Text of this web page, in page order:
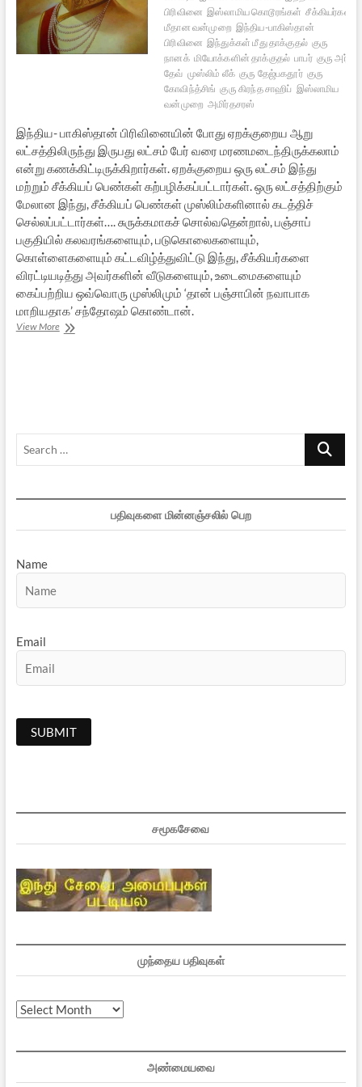
பிரிவினை இஸ்லாமிய கொடூரங்கள் சீக்கியர்கள்
மீதான வன்முறை இந்திய-பாகிஸ்தான்
பிரிவினை இந்துக்கள் மீது தாக்குதல் குரு
நானக் மியோக்களின் தாக்குதல் பாபர் குரு
தேவ் முஸ்லிம் லீக் குரு தேஜ்பகதூர் குரு
கோவிந்த்சிங் குரு கிரந்த சாஹிப் இஸ்லாமிய
வன்முறை அமிர்தசரஸ்
இந்திய- பாகிஸ்தான் பிரிவினையின் போது ஏறக்குறைய ஆறு
லட்சத்திலிருந்து இருபது லட்சம் பேர் வரை மரணமடைந்திருக்கலாம்
என்று கணக்கிட்டிருக்கிறார்கள். ஏறக்குறைய ஒரு லட்சம் இந்து
மற்றும் சீக்கியப் பெண்கள் கற்பழிக்கப்பட்டார்கள். ஒரு லட்சத்திற்கும்
மேலான இந்து, சீக்கியப் பெண்கள் முஸ்லிம்களினால் கடத்திச்
செல்லப்பட்டார்கள்…. சுருக்கமாகச் சொல்வதென்றால், பஞ்சாப்
பகுதியில் கலவரங்களையும், படுகொலைகளையும்,
கொள்ளைகளையும் கட்டவிழ்த்துவிட்டு இந்து, சீக்கியர்களை
விரட்டியடித்து அவர்களின் வீடுகளையும், உடைமைகளையும்
கைப்பற்றிய ஒவ்வொரு முஸ்லிமும் ‘தான் பஞ்சாபின் நவாபாக
மாறியதாக’ சந்தோஷம் கொண்டான்.
View Moreவன்முறையே
Search
பதிவுகளை மின்னஞ்சலில் பெற
Name
Email
சமூகசேவை
முந்தைய பதிவுகள்
முந்தைய
அண்மையவை